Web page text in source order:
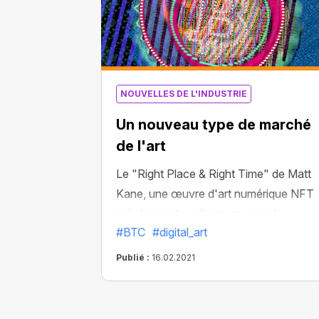
NOUVELLES DE L'INDUSTRIE
Un nouveau type de marché
de l'art
Le "Right Place & Right Time" de Matt
Kane, une œuvre d'art numérique NFT
qui change tous les jours avec la
fluctuation du prix des bitcoins, a été
vendu pour plus de 100 000 dollars
#BTC #digital_art
Publié : 16.02.2021